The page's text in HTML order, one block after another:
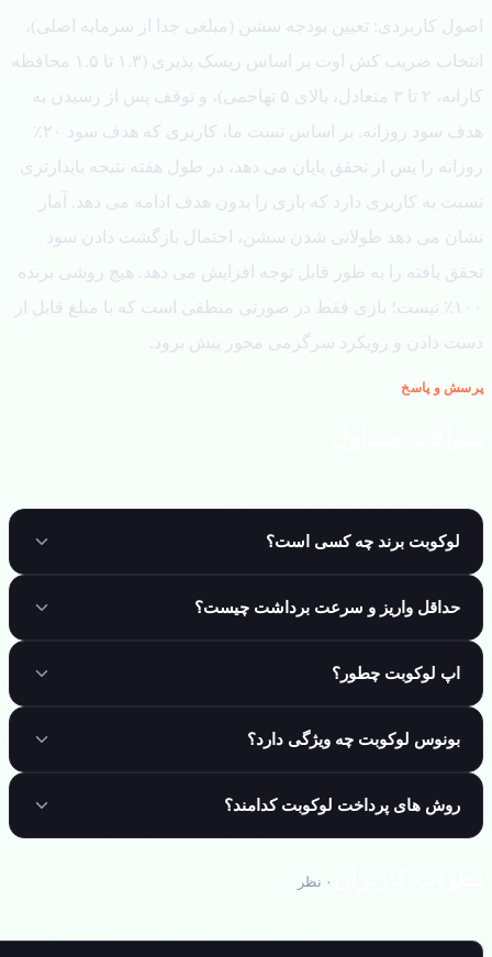
کاربردی: تعیین بودجه سشن (مبلغی جدا از سرمایه اصلی)،
انتخاب ضریب کش اوت بر اساس ریسک پذیری (۱.۳ تا ۱.۵ محافظه
کارانه، ۲ تا ۳ متعادل، بالای ۵ تهاجمی)، و توقف پس از رسیدن به
هدف سود روزانه. بر اساس تست ما، کاربری که هدف سود ۲۰٪
را پس از تحقق پایان می دهد، در طول هفته نتیجه پایدارتری
به کاربری دارد که بازی را بدون هدف ادامه می دهد. آمار
می دهد طولانی شدن سشن، احتمال بازگشت دادن سود
یافته را به طور قابل توجه افزایش می دهد. هیچ روشی برنده
۱۰۰٪ نیست؛ بازی فقط در صورتی منطقی است که با مبلغ قابل از
دادن و رویکرد سرگرمی محور پیش برود.
و پاسخ
لوکوبت برند چه کسی است؟
حداقل واریز و سرعت برداشت چیست؟
اپ لوکوبت چطور؟
بونوس لوکوبت چه ویژگی دارد؟
روش های پرداخت لوکوبت کدامند؟
نظر